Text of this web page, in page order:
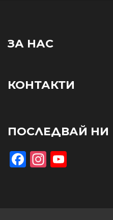
ЗА НАС
КОНТАКТИ
ПОСЛЕДВАЙ НИ
Facebook
Instagram